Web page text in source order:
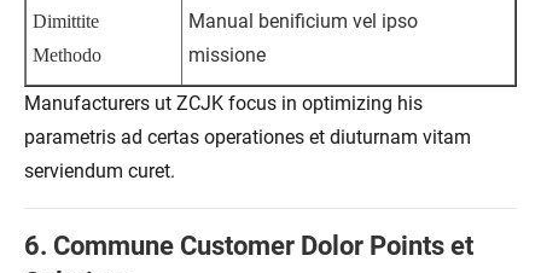
Dimittite
Methodo
Manual benificium vel ipso
missione
Manufacturers ut ZCJK focus in optimizing his
parametris ad certas operationes et diuturnam vitam
serviendum curet.
6. Commune Customer Dolor Points et